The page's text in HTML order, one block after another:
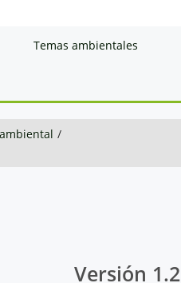
Temas ambientales
/
Versión 1.2